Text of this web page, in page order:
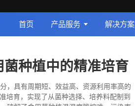
首页 产品服务 解决方案
菌种植中的精准培育
，具有周期短、效益高、资源利用率高的
培育，实现了从菌种选择、培养料配制到